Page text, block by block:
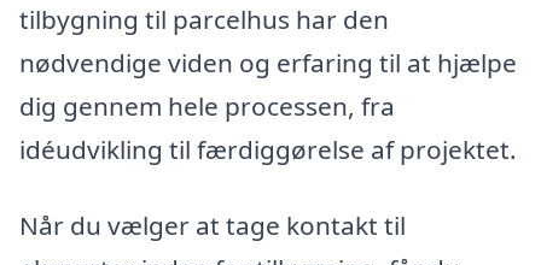
tilbygning til parcelhus har den
nødvendige viden og erfaring til at hjælpe
dig gennem hele processen, fra
idéudvikling til færdiggørelse af projektet.
Når du vælger at tage kontakt til